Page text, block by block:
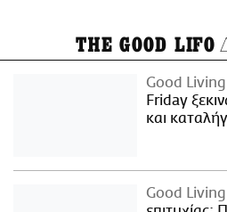
THE GOOD LIFO
Good Living
Friday
και
Good Living